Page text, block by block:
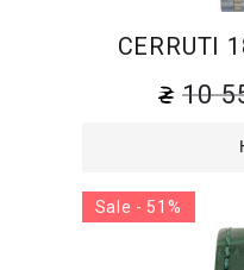
CERRUTI
10
Sale - 51%